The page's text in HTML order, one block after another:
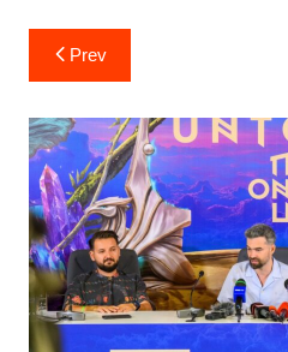
Post
navigation
Prev